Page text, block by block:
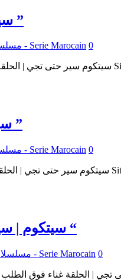
سيتكوم | سير حتى تجي 2 : عنوان الحلقة : ” لفلوس ”
مسلسلات مغربية - Serie Marocain 0
سيتكوم | سير حتى تجي 2 : عنوان الحلقة : ” لعايطة ”
مسلسلات مغربية - Serie Marocain 0
سيتكوم | سير حتى تجي 2 : عنوان الحلقة : ” غناء فوق الطلب “
مسلسلات مغربية - Serie Marocain 0